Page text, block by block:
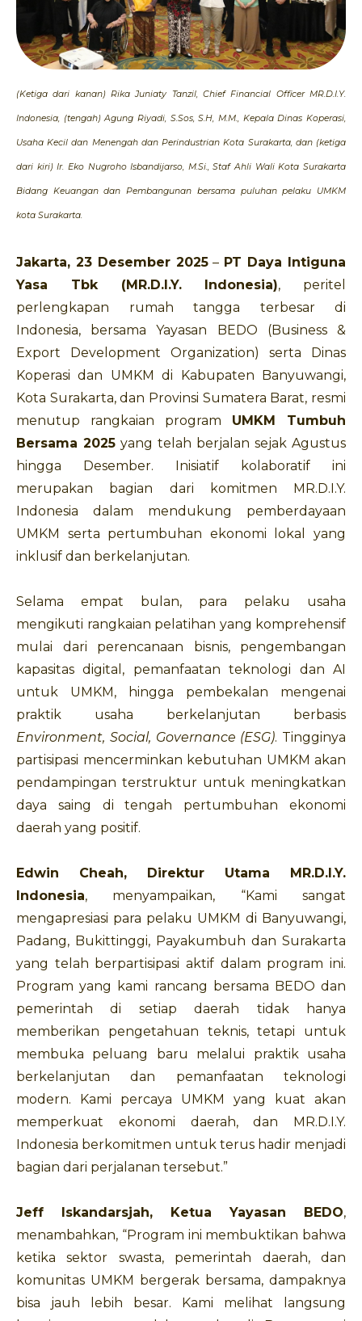
(Ketiga dari kanan) Rika Juniaty Tanzil, Chief Financial Officer MR.D.I.Y.
Indonesia, (tengah) Agung Riyadi, S.Sos, S.H, M.M., Kepala Dinas Koperasi,
Usaha Kecil dan Menengah dan Perindustrian Kota Surakarta, dan (ketiga
dari kiri) Ir. Eko Nugroho Isbandijarso, M.Si., Staf Ahli Wali Kota Surakarta
Bidang Keuangan dan Pembangunan bersama puluhan pelaku UMKM
kota Surakarta.
Jakarta, 23 Desember 2025– PT Daya Intiguna
Yasa Tbk (MR.D.I.Y. Indonesia), peritel
perlengkapan rumah tangga terbesar di
Indonesia, bersama Yayasan BEDO (Business &
Export Development Organization) serta Dinas
Koperasi dan UMKM di Kabupaten Banyuwangi,
Kota Surakarta, dan Provinsi Sumatera Barat, resmi
menutup rangkaian program UMKM Tumbuh
Bersama 2025 yang telah berjalan sejak Agustus
hingga Desember. Inisiatif kolaboratif ini
merupakan bagian dari komitmen MR.D.I.Y.
Indonesia dalam mendukung pemberdayaan
UMKM serta pertumbuhan ekonomi lokal yang
inklusif dan berkelanjutan.
Selama empat bulan, para pelaku usaha
mengikuti rangkaian pelatihan yang komprehensif
mulai dari perencanaan bisnis, pengembangan
kapasitas digital, pemanfaatan teknologi dan AI
untuk UMKM, hingga pembekalan mengenai
praktik usaha berkelanjutan berbasis
Environment, Social, Governance (ESG). Tingginya
partisipasi mencerminkan kebutuhan UMKM akan
pendampingan terstruktur untuk meningkatkan
daya saing di tengah pertumbuhan ekonomi
daerah yang positif.
Edwin Cheah, Direktur Utama MR.D.I.Y.
Indonesia, menyampaikan, “Kami sangat
mengapresiasi para pelaku UMKM di Banyuwangi,
Padang, Bukittinggi, Payakumbuh dan Surakarta
yang telah berpartisipasi aktif dalam program ini.
Program yang kami rancang bersama BEDO dan
pemerintah di setiap daerah tidak hanya
memberikan pengetahuan teknis, tetapi untuk
membuka peluang baru melalui praktik usaha
berkelanjutan dan pemanfaatan teknologi
modern. Kami percaya UMKM yang kuat akan
memperkuat ekonomi daerah, dan MR.D.I.Y.
Indonesia berkomitmen untuk terus hadir menjadi
bagian dari perjalanan tersebut.”
Jeff Iskandarsjah, Ketua Yayasan BEDO,
menambahkan, “Program ini membuktikan bahwa
ketika sektor swasta, pemerintah daerah, dan
komunitas UMKM bergerak bersama, dampaknya
bisa jauh lebih besar. Kami melihat langsung